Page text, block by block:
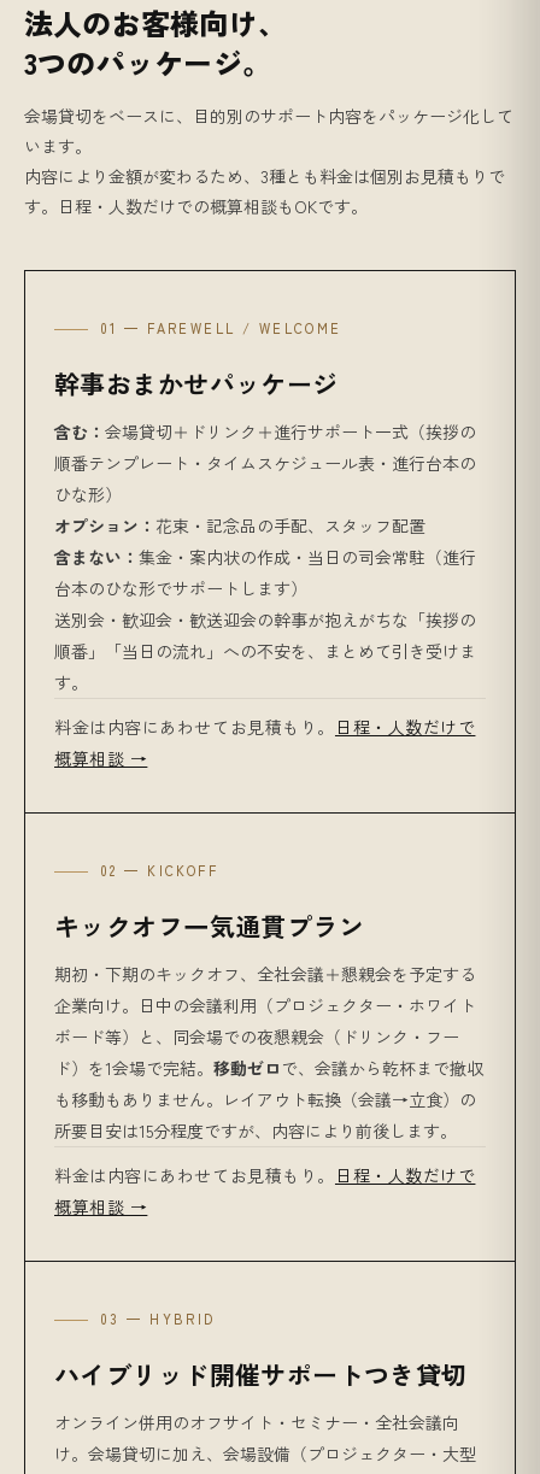
法人のお客様向け、
3つのパッケージ。
会場貸切をベースに、目的別のサポート内容をパッケージ化して
います。
内容により金額が変わるため、3種とも料金は個別お見積もりで
す。日程・人数だけでの概算相談もOKです。
01 — FAREWELL / WELCOME
幹事おまかせパッケージ
含む： 会場貸切＋ドリンク＋進行サポート一式（挨拶の
順番テンプレート・タイムスケジュール表・進行台本の
ひな形）
オプション： 花束・記念品の手配、スタッフ配置
含まない： 集金・案内状の作成・当日の司会常駐（進行
台本のひな形でサポートします）
送別会・歓迎会・歓送迎会の幹事が抱えがちな「挨拶の
順番」「当日の流れ」への不安を、まとめて引き受けま
す。
料金は内容にあわせてお見積もり。
日程・人数だけで
概算相談 →
02 — KICKOFF
キックオフ一気通貫プラン
期初・下期のキックオフ、全社会議＋懇親会を予定する
企業向け。日中の会議利用（プロジェクター・ホワイト
ボード等）と、同会場での夜懇親会（ドリンク・フー
ド）を1会場で完結。 移動ゼロ で、会議から乾杯まで撤収
も移動もありません。レイアウト転換（会議→立食）の
所要目安は15分程度ですが、内容により前後します。
料金は内容にあわせてお見積もり。
日程・人数だけで
概算相談 →
03 — HYBRID
ハイブリッド開催サポートつき貸切
オンライン併用のオフサイト・セミナー・全社会議向
け。会場貸切に加え、会場設備（プロジェクター・大型